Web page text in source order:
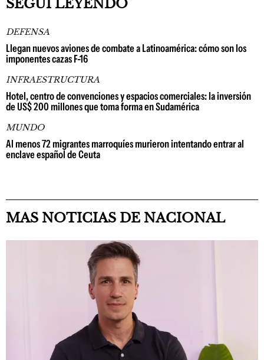
SEGUÍ LEYENDO
DEFENSA
Llegan nuevos aviones de combate a Latinoamérica: cómo son los
imponentes cazas F-16
INFRAESTRUCTURA
Hotel, centro de convenciones y espacios comerciales: la inversión
de US$ 200 millones que toma forma en Sudamérica
MUNDO
Al menos 72 migrantes marroquíes murieron intentando entrar al
enclave español de Ceuta
MAS NOTICIAS DE NACIONAL